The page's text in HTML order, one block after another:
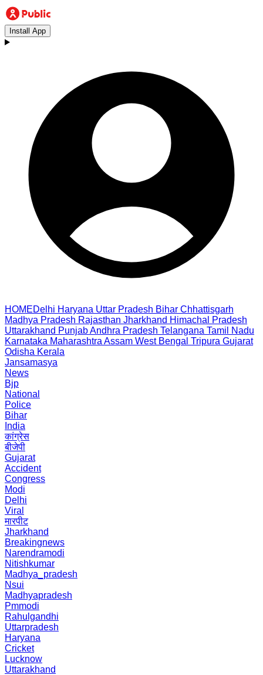
Install App
HOMEDelhi Haryana Uttar Pradesh Bihar Chhattisgarh
Madhya Pradesh Rajasthan Jharkhand Himachal Pradesh
Uttarakhand PunjabAndhra Pradesh Telangana Tamil Nadu
Karnataka Maharashtra Assam West Bengal Tripura Gujarat
Odisha Kerala
Jansamasya
News
Bjp
National
Police
Bihar
India
कांग्रेस
बीजेपी
Gujarat
Accident
Congress
Modi
Delhi
Viral
मारपीट
Jharkhand
Breakingnews
Narendramodi
Nitishkumar
Madhya_pradesh
Nsui
Madhyapradesh
Pmmodi
Rahulgandhi
Uttarpradesh
Haryana
Cricket
Lucknow
Uttarakhand